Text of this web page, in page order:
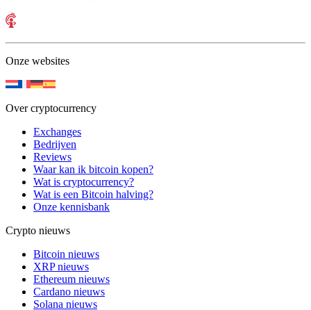
Onze websites
Over cryptocurrency
Exchanges
Bedrijven
Reviews
Waar kan ik bitcoin kopen?
Wat is cryptocurrency?
Wat is een Bitcoin halving?
Onze kennisbank
Crypto nieuws
Bitcoin nieuws
XRP nieuws
Ethereum nieuws
Cardano nieuws
Solana nieuws